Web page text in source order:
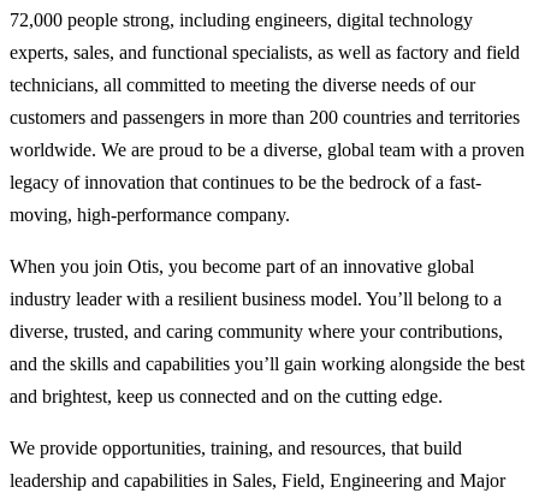
72,000 people strong, including engineers, digital technology
experts, sales, and functional specialists, as well as factory and field
technicians, all committed to meeting the diverse needs of our
customers and passengers in more than 200 countries and territories
worldwide. We are proud to be a diverse, global team with a proven
legacy of innovation that continues to be the bedrock of a fast-
moving, high-performance company.
When you join Otis, you become part of an innovative global
industry leader with a resilient business model. You’ll belong to a
diverse, trusted, and caring community where your contributions,
and the skills and capabilities you’ll gain working alongside the best
and brightest, keep us connected and on the cutting edge.
We provide opportunities, training, and resources, that build
leadership and capabilities in Sales, Field, Engineering and Major